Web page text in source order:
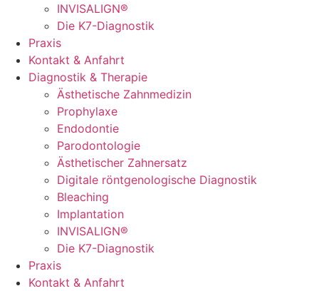
INVISALIGN®
Die K7-Diagnostik
Praxis
Kontakt & Anfahrt
Diagnostik & Therapie
Ästhetische Zahnmedizin
Prophylaxe
Endodontie
Parodontologie
Ästhetischer Zahnersatz
Digitale röntgenologische Diagnostik
Bleaching
Implantation
INVISALIGN®
Die K7-Diagnostik
Praxis
Kontakt & Anfahrt